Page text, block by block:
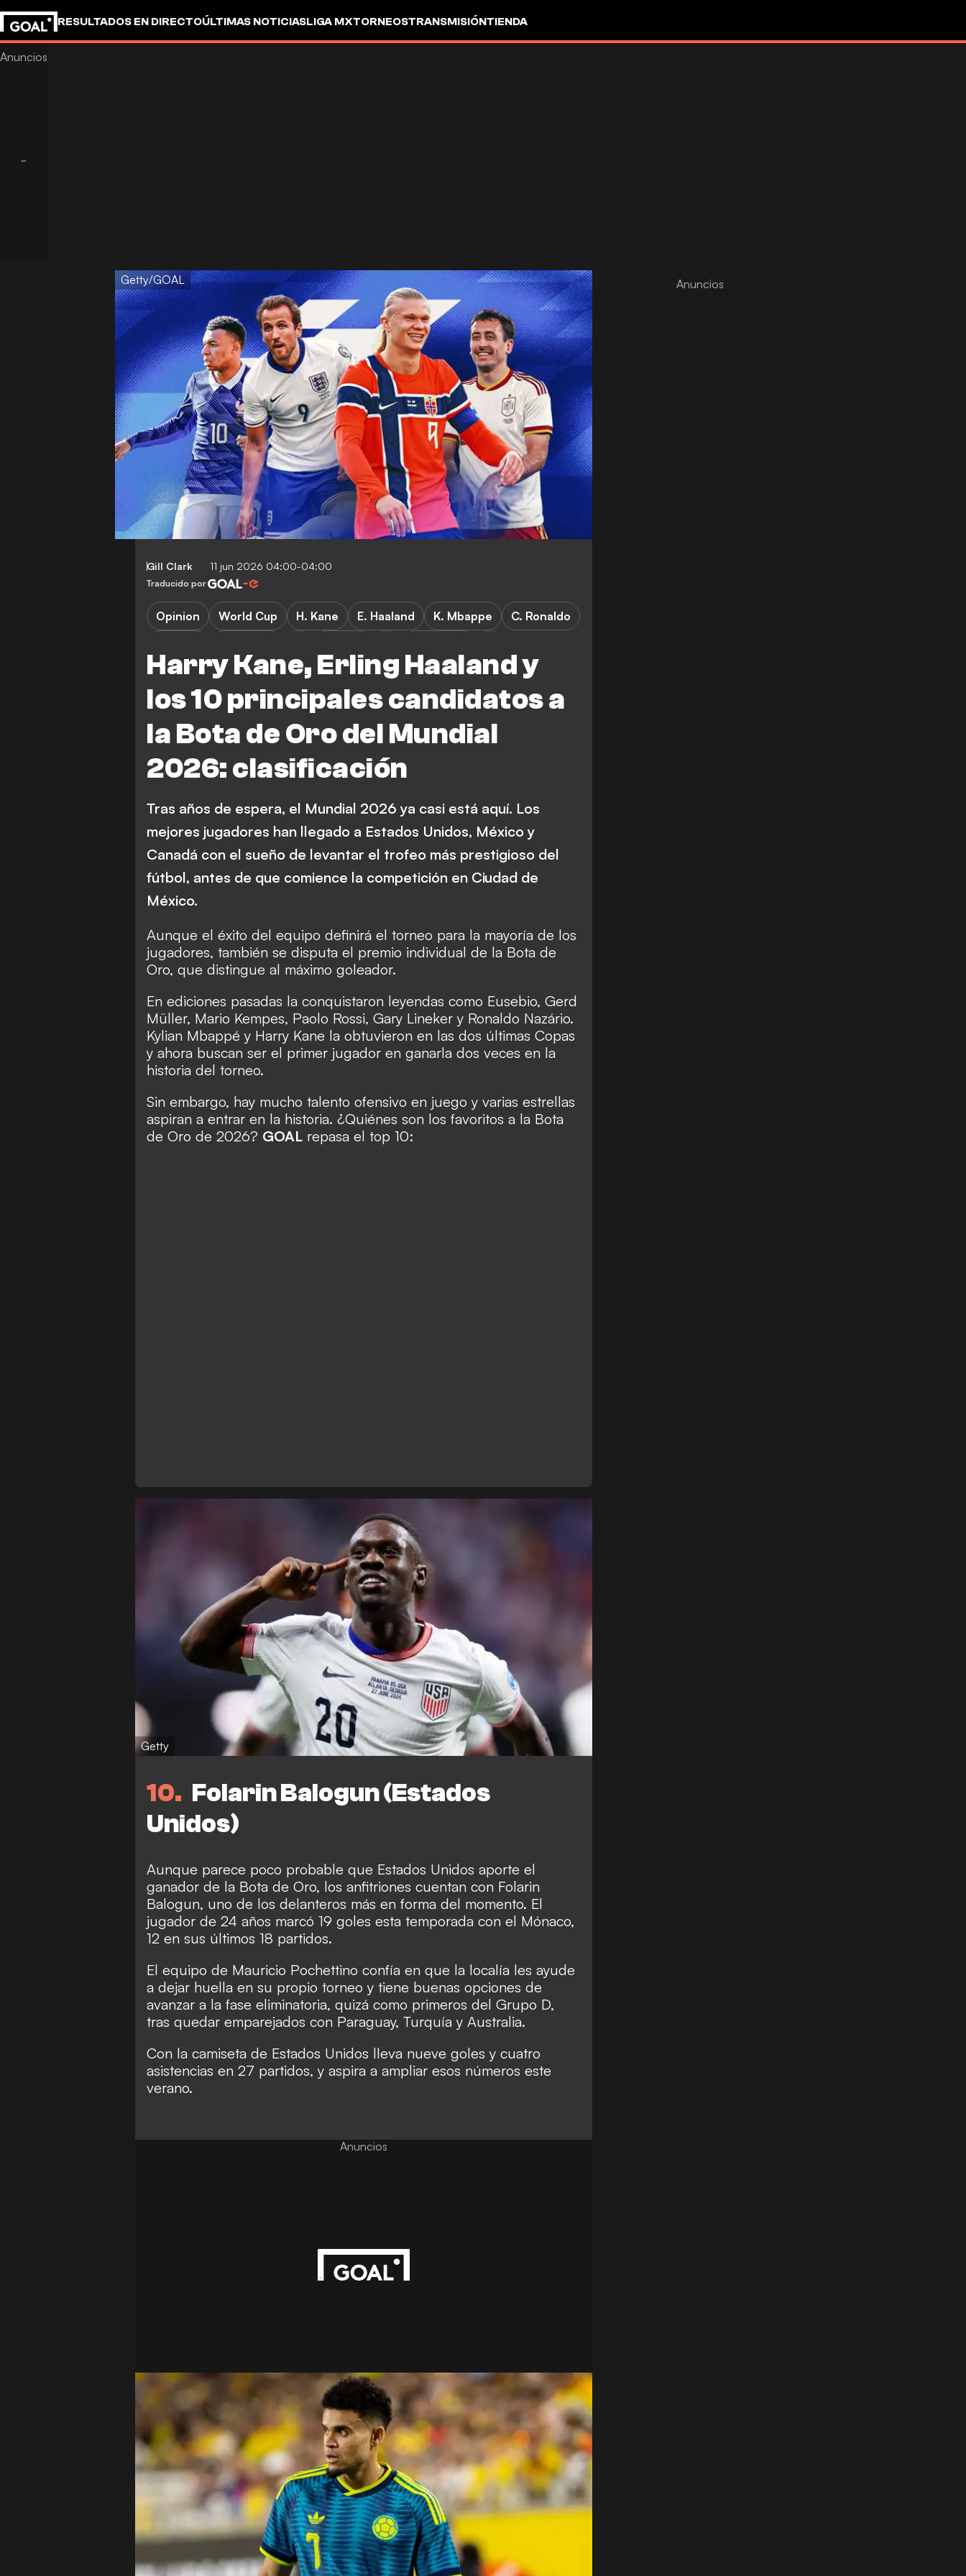
RESULTADOS EN DIRECTOÚLTIMAS NOTICIASLIGA MXTORNEOSTRANSMISIÓNTIENDA
Getty/GOAL
Gill Clark 11 jun 2026 04:00-04:00
Traducido por
Harry Kane, Erling Haaland y
los 10 principales candidatos a
la Bota de Oro del Mundial
2026: clasificación
Opinion World Cup H. Kane E. Haaland K. Mbappe
C. Ronaldo
Brazil
España USA Portugal
Noruega
Senegal
Colombia F. Balogun
M. Oyarzabal
Julián Álvarez
Vinicius Junior Luis Díaz FEATURES
Tras años de espera, el Mundial 2026 ya casi está aquí. Los
mejores jugadores han llegado a Estados Unidos, México y
Canadá con el sueño de levantar el trofeo más prestigioso del
fútbol, antes de que comience la competición en Ciudad de
México.
Aunque el éxito del equipo definirá el torneo para la mayoría de los
jugadores, también se disputa el premio individual de la Bota de
Oro, que distingue al máximo goleador.
En ediciones pasadas la conquistaron leyendas como Eusebio, Gerd
Müller, Mario Kempes, Paolo Rossi, Gary Lineker y Ronaldo Nazário.
Kylian Mbappé y Harry Kane la obtuvieron en las dos últimas Copas
y ahora buscan ser el primer jugador en ganarla dos veces en la
historia del torneo.
Sin embargo, hay mucho talento ofensivo en juego y varias estrellas
aspiran a entrar en la historia. ¿Quiénes son los favoritos a la Bota
de Oro de 2026? GOAL repasa el top 10:
Getty
10
Folarin Balogun (Estados
Unidos)
Aunque parece poco probable que Estados Unidos aporte el
ganador de la Bota de Oro, los anfitriones cuentan con Folarin
Balogun, uno de los delanteros más en forma del momento. El
jugador de 24 años marcó 19 goles esta temporada con el Mónaco,
12 en sus últimos 18 partidos.
El equipo de Mauricio Pochettino confía en que la localía les ayude
a dejar huella en su propio torneo y tiene buenas opciones de
avanzar a la fase eliminatoria, quizá como primeros del Grupo D,
tras quedar emparejados con Paraguay, Turquía y Australia.
Con la camiseta de Estados Unidos lleva nueve goles y cuatro
asistencias en 27 partidos, y aspira a ampliar esos números este
verano.
Anuncios